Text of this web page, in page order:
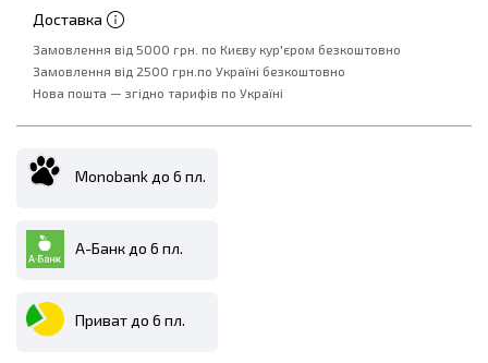
Доставка
Замовлення від 5000 грн. по Києву кур'єром безкоштовно
Замовлення від 2500 грн.по Україні безкоштовно
Нова пошта — згідно тарифів по Україні
Monobank до 6 пл.
А-Банк до 6 пл.
Приват до 6 пл.